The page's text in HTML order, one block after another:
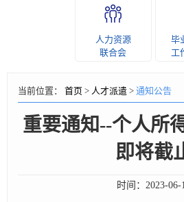
人力资源
联合会
毕
工
当前位置： 首页 > 人才派遣 > 通知公告
重要通知--个人所
即将截
时间： 2023-06-